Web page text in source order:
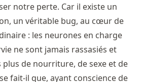
notre perte. Car il existe un
un véritable bug, au cœur de
: les neurones en charge
ne sont jamais rassasiés et
de nourriture, de sexe et de
fait-il que, ayant conscience de